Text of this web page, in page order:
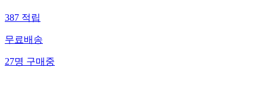
387 적립
무료배송
27명 구매중